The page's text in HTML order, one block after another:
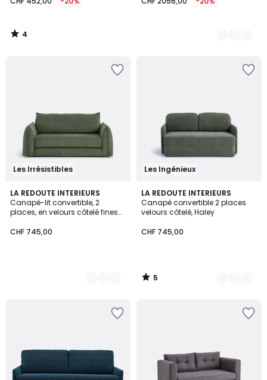
au
de
CHF4
/
Les Irrésistibles
LA REDOUTE INTERIEURS
Canapé-lit convertible, 2
places, en velours côtelé fines
CHF 745,00
6
Couleurs
Les Ingénieux
LA REDOUTE INTERIEURS
Canapé convertible 2 places
velours côtelé, Haley
CHF 745,00
5
/
5
2
Couleurs
5
/